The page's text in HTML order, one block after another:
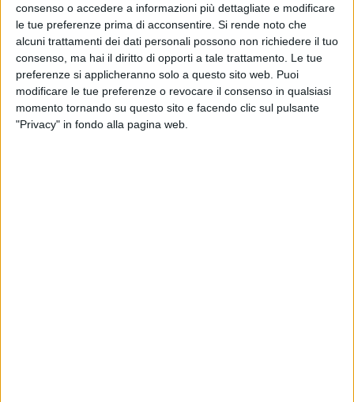
consenso o accedere a informazioni più dettagliate e modificare
le tue preferenze prima di acconsentire. Si rende noto che
alcuni trattamenti dei dati personali possono non richiedere il tuo
consenso, ma hai il diritto di opporti a tale trattamento. Le tue
preferenze si applicheranno solo a questo sito web. Puoi
modificare le tue preferenze o revocare il consenso in qualsiasi
momento tornando su questo sito e facendo clic sul pulsante
"Privacy" in fondo alla pagina web.
Un post condiviso da Ermal Meta (@ermalmetamusic)
È proprio con la sua piccola Fortuna e con la sua
compagna Chiara
che Ermal Meta ha trascorso il suo
primo Natale da papà